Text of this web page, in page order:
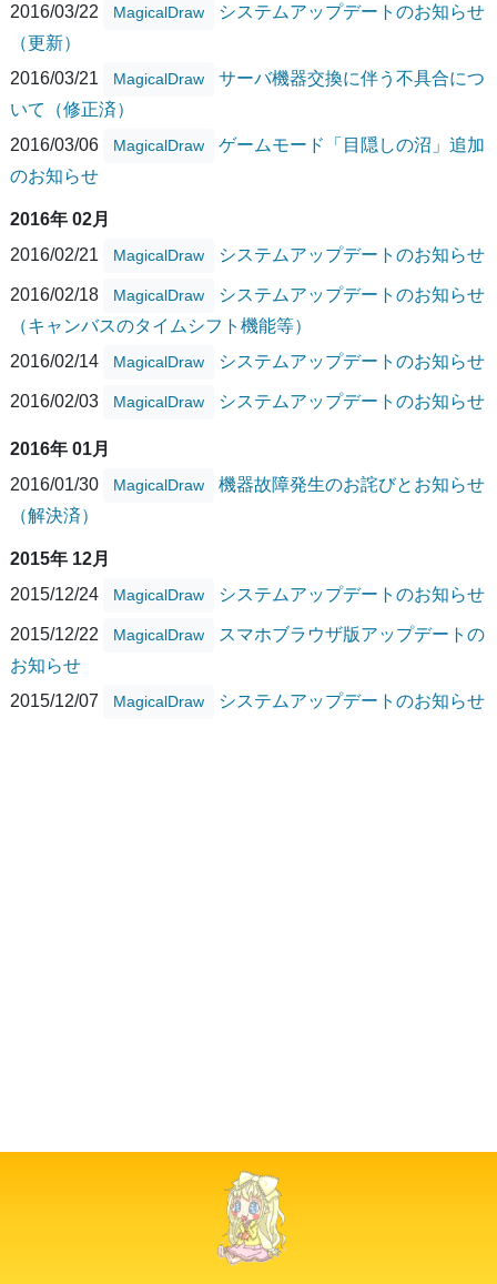
2016/03/22 MagicalDraw
システムアップデートのお知らせ
（更新）
2016/03/21
MagicalDraw
サーバ機器交換に伴う不具合につ
いて（修正済）
2016/03/06
MagicalDraw
ゲームモード「目隠しの沼」追加
のお知らせ
2016年 02月
2016/02/21
MagicalDraw システムアップデートのお知らせ
2016/02/18 MagicalDraw
システムアップデートのお知らせ
（キャンバスのタイムシフト機能等）
2016/02/14
MagicalDraw システムアップデートのお知らせ
2016/02/03 MagicalDraw システムアップデートのお知らせ
2016年 01月
2016/01/30
MagicalDraw
機器故障発生のお詫びとお知らせ
（解決済）
2015年 12月
2015/12/24
MagicalDraw システムアップデートのお知らせ
2015/12/22 MagicalDraw
スマホブラウザ版アップデートの
お知らせ
2015/12/07
MagicalDraw システムアップデートのお知らせ